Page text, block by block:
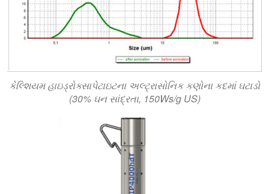
કેલ્શિયમ હાઇડ્રોક્સાપેટાઇટના અલ્ટ્રાસોનિક કણોના કદમાં ઘટાડો
(30% ઘન સાંદ્રતા, 150Ws/g US)